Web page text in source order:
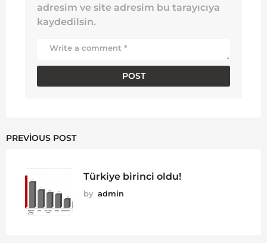
adresim ve site adresim bu tarayıcıya
kaydedilsin.
PREVIOUS POST
Türkiye birinci oldu!
by admin